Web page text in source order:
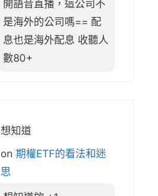
開語音直播，這公司不
是海外的公司嗎== 配
息也是海外配息 收聽人
數80+
想知道
on 期權ETF的看法和迷
思